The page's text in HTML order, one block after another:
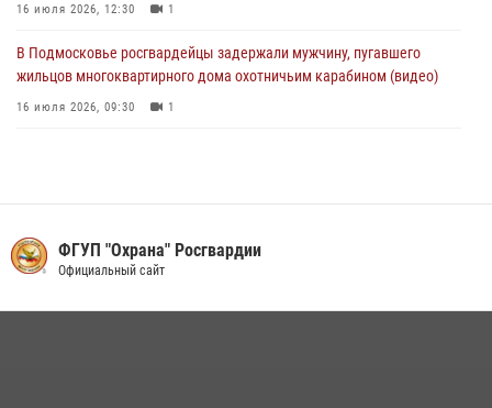
16 июля 2026, 12:30 1
В Подмосковье росгвардейцы задержали мужчину, пугавшего
жильцов многоквартирного дома охотничьим карабином (видео)
16 июля 2026, 09:30 1
31 июля 2026, 14:00
Росгвардейцы пресекли кражу на крупную сумму с охраняемого
объекта в Подмосковье (видео)
ФГУП "Охрана" Росгвардии
Официальный сайт